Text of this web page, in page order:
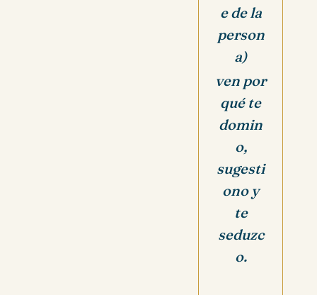
e de la
person
a)
ven por
qué te
domin
o,
sugesti
ono y
te
seduzc
o.